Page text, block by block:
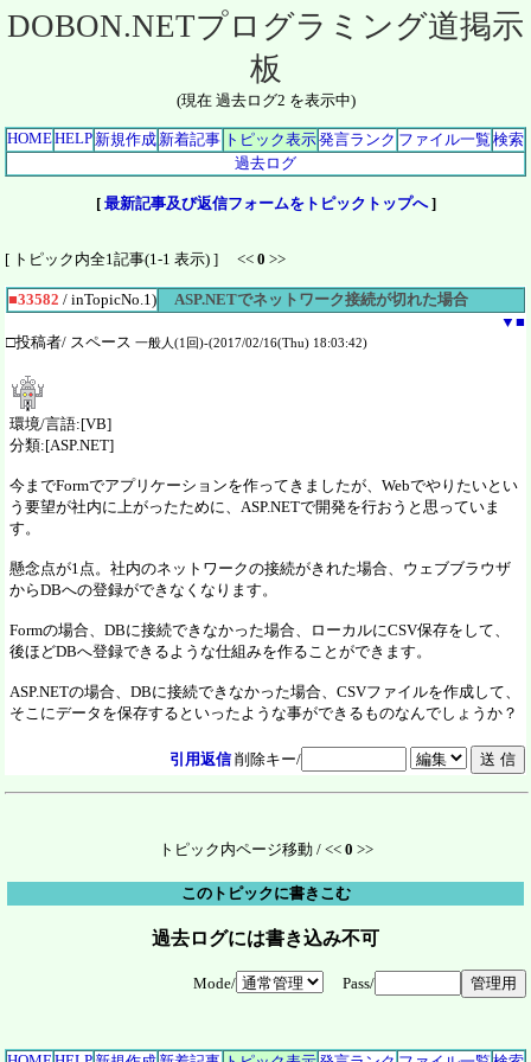
DOBON.NETプログラミング道掲示
板
(現在 過去ログ2 を表示中)
HOMEHELP 新規作成 新着記事 トピック表示発言ランク ファイル一覧 検索
過去ログ
[ 最新記事及び返信フォームをトピックトップへ]
[ トピック内全1記事(1-1 表示) ] << 0 >>
■33582 / inTopicNo.1)
ASP.NETでネットワーク接続が切れた場合
▼ ■
□投稿者/ スペース 一般人(1回)-(2017/02/16(Thu) 18:03:42)
環境/言語:[VB]
分類:[ASP.NET]
今までFormでアプリケーションを作ってきましたが、Webでやりたいとい
う要望が社内に上がったために、ASP.NETで開発を行おうと思っていま
す。
懸念点が1点。社内のネットワークの接続がきれた場合、ウェブブラウザ
からDBへの登録ができなくなります。
Formの場合、DBに接続できなかった場合、ローカルにCSV保存をして、
後ほどDBへ登録できるような仕組みを作ることができます。
ASP.NETの場合、DBに接続できなかった場合、CSVファイルを作成して、
そこにデータを保存するといったような事ができるものなんでしょうか？
引用返信 削除キー/
トピック内ページ移動 / << 0 >>
このトピックに書きこむ
過去ログには書き込み不可
Mode/ Pass/